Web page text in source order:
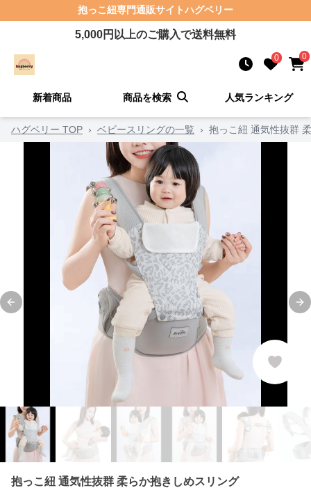
抱っこ紐専門通販サイトハグベリー
5,000円以上のご購入で送料無料
0 0
新着商品 商品を検索 人気ランキング
ハグベリー TOP › ベビースリングの一覧 › 抱っこ紐 通気性抜群
Previous slide
抱っこ紐 通気性抜群 柔らか抱きしめスリング